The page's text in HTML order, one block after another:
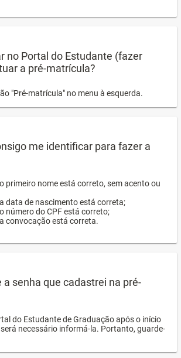
no Portal do Estudante (fazer
a pré-matrícula?
"Pré-matrícula" no menu à esquerda.
me identificar para fazer a
primeiro nome está correto, sem acento ou
data de nascimento está correta;
número do CPF está correto;
convocação está correta.
a senha que cadastrei na pré-
do Estudante de Graduação após o início
necessário informá-la. Portanto, guarde-